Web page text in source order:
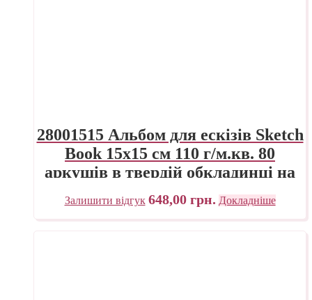
28001515 Альбом для ескізів Sketch
Book 15х15 см 110 г/м.кв. 80
аркушів в твердій обкладинці на
спіралі Fabriano Італія
Залишити відгук 648,00 грн. Докладніше